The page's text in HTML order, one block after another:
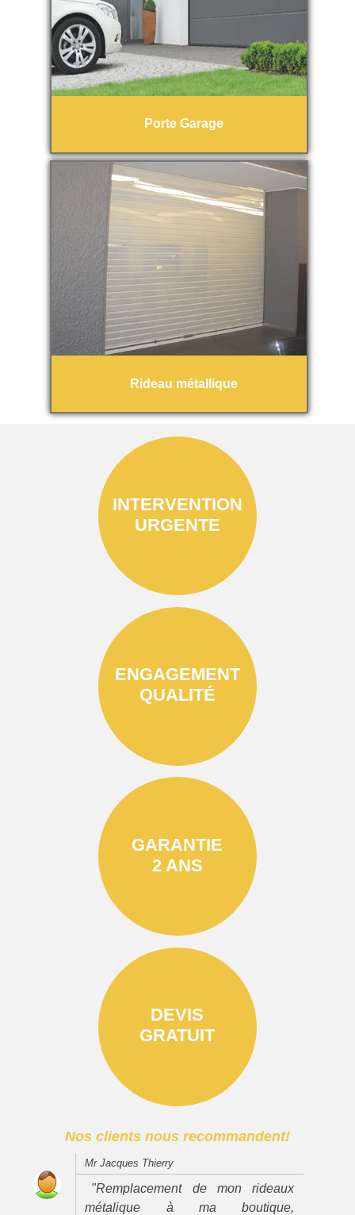
Porte Garage
Rideau métallique
INTERVENTION
URGENTE
ENGAGEMENT
QUALITÉ
GARANTIE
2 ANS
DEVIS
GRATUIT
Nos clients nous recommandent!
Mr Jacques Thierry
"Remplacement de mon rideaux
métalique à ma boutique,